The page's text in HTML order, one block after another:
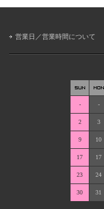
営業日／営業時間について
- -
2 3
9 10
17 17
23 24
30 31